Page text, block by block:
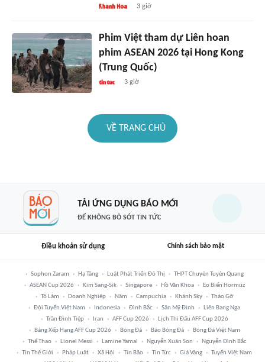
3 giờ
Phim Việt tham dự Liên hoan
phim ASEAN 2026 tại Hong Kong
(Trung Quốc)
3 giờ
VỀ TRANG CHỦ
TẢI ỨNG DỤNG BÁO MỚI
ĐỂ KHÔNG BỎ SÓT TIN TỨC
Điều khoản sử dụng Chính sách bảo mật
Sophon Zaram Hạ Tầng Luật Phát Triển Đô Thị
THPT Chuyên Tuyên Quang
ASEAN Cup 2026
Kim Sang-Sik Singapore Hồ Văn Khoa
Eo Biển Hormuz
Tô Lâm
Doanh Nghiệp Năm Campuchia Khánh Sky
Tháo Gỡ
Đội Tuyển Việt Nam
Indonesia Đình Bắc Sân Mỹ Đình
Liên Bang Nga
Trần Đình Tiệp
Iran AFF Cup 2026
Lịch Thi Đấu AFF Cup 2026
Bảng Xếp Hạng AFF Cup 2026
Bóng Đá Báo Bóng Đá
Bóng Đá Việt Nam
Thể Thao
Lionel Messi Lamine Yamal Nguyễn Xuân Son
Nguyễn Đình Bắc
Tin Thế Giới
Pháp Luật Xã Hội Tin Bão Tin Tức Giá Vàng
Tuyển Việt Nam